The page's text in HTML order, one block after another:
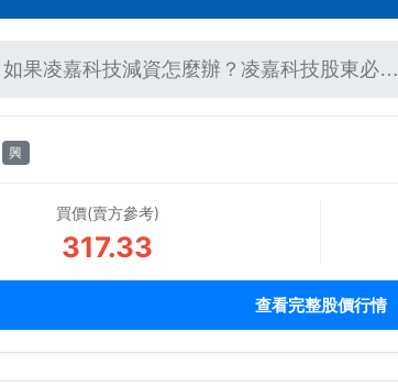
如果凌嘉科技減資怎麼辦？凌嘉科技股東必…
興
買價(賣方參考)
317.33
查看完整股價行情